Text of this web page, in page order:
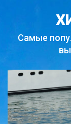
Самые